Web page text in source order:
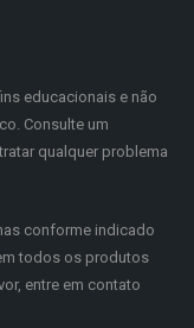
educacionais e não
Consulte um
qualquer problema
conforme indicado
todos os produtos
entre em contato